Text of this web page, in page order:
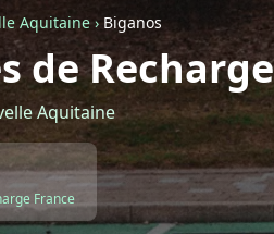
Aquitaine › Biganos
de
Aquitaine
France